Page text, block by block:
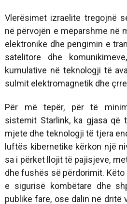
Vlerësimet izraelite tregojnë
në përvojën e mëparshme në
elektronike dhe pengimin e
satelitore dhe
kumulative në teknologji të
sulmit elektromagnetik dhe
Për më tepër, për të
sistemit Starlink, ka gjasa që
mjete dhe teknologji të tjera
luftës kibernetike kërkon një
sa i përket llojit të pajisjeve,
dhe fushës së përdorimit.
e sigurisë kombëtare dhe
publike fare, ose dalin në dritë